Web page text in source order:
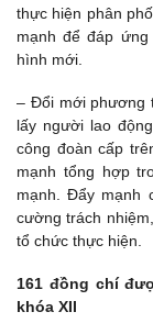
thực hiện phân
mạnh để đáp
hình mới.
– Đổi mới phương
lấy người lao
công đoàn cấp
mạnh tổng hợp
mạnh. Đẩy mạnh
cường trách
tổ chức thực hiện.
161 đồng chí
khóa XII